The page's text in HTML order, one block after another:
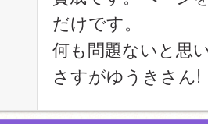
だけです。
何も問題ないと思
さすがゆうきさん!